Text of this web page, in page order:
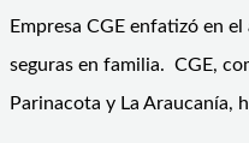
Empresa CGE enfatizó en
seguras en familia. CGE,
Parinacota y La Araucanía,